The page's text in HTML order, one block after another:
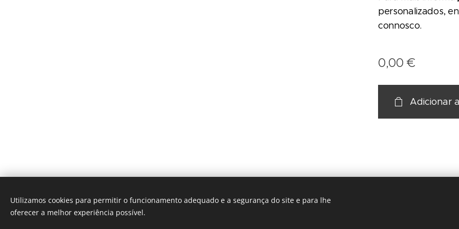
personalizados,
connosco.
0,00 €
Adicionar
Casa dos Tapetes Portugal , Escritórios- Call center Rua Dr José Marques Lote 6 R/c 2350-536 Torres
Portugal
Utilizamos cookies para permitir o funcionamento adequado e a segurança do site e para lhe
oferecer a melhor experiência possível.